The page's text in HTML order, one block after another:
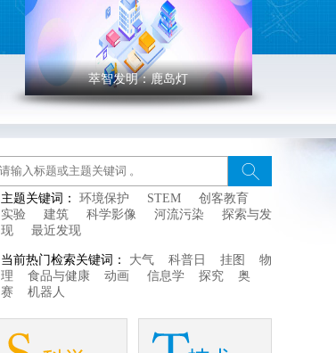
' >
萃智发明：鹿岛灯
创客空间常规活动《鹿岛
灯》，从酸碱指示剂变色
实验出发引出颜色改变的
原理概念，通过案例分
析，引导孩子们使用颜色
改变原理解决生活中的问
题，并指导孩子们制作鹿
主题关键词： 环境保护 STEM
创客教育
实验
建筑 科学影像 河流污染
探索与发
现
最近发现
当前热门检索关键词： 大气 科普日 挂图
物
理
食品与健康 动画 信息学 探究
奥
赛
机器人